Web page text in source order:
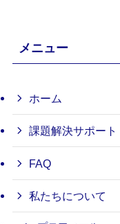
メニュー
ホーム
課題解決サポート
FAQ
私たちについて